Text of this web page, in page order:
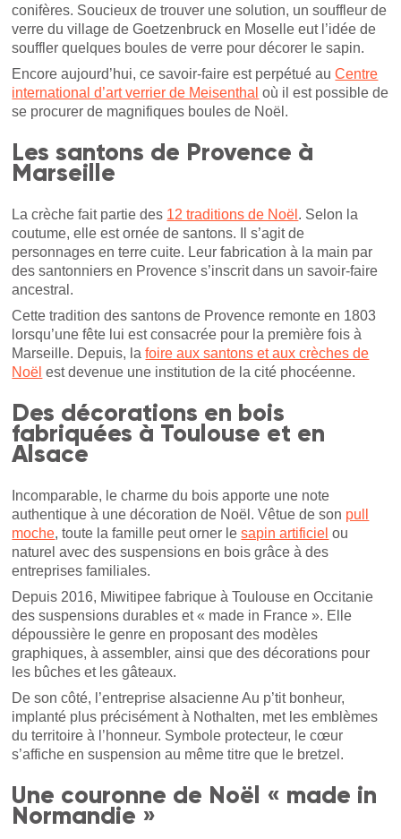
conifères. Soucieux de trouver une solution, un souffleur de
verre du village de Goetzenbruck en Moselle eut l’idée de
souffler quelques boules de verre pour décorer le sapin.
Encore aujourd’hui, ce savoir-faire est perpétué auCentre
international d’art verrier de Meisenthal où il est possible de
se procurer de magnifiques boules de Noël.
Les santons de Provence à
Marseille
La crèche fait partie des 12 traditions de Noël . Selon la
coutume, elle est ornée de santons. Il s’agit de
personnages en terre cuite. Leur fabrication à la main par
des santonniers en Provence s’inscrit dans un savoir-faire
ancestral.
Cette tradition des santons de Provence remonte en 1803
lorsqu’une fête lui est consacrée pour la première fois à
Marseille. Depuis, lafoire aux santons et aux crèches de
Noël est devenue une institution de la cité phocéenne.
Des décorations en bois
fabriquées à Toulouse et en
Alsace
Incomparable, le charme du bois apporte une note
authentique à une décoration de Noël. Vêtue de son pull
moche, toute la famille peut orner lesapin artificiel ou
naturel avec des suspensions en bois grâce à des
entreprises familiales.
Depuis 2016, Miwitipee fabrique à Toulouse en Occitanie
des suspensions durables et « made in France ». Elle
dépoussière le genre en proposant des modèles
graphiques, à assembler, ainsi que des décorations pour
les bûches et les gâteaux.
De son côté, l’entreprise alsacienne Au p’tit bonheur,
implanté plus précisément à Nothalten, met les emblèmes
du territoire à l’honneur. Symbole protecteur, le cœur
s’affiche en suspension au même titre que le bretzel.
Une couronne de Noël « made in
Normandie »